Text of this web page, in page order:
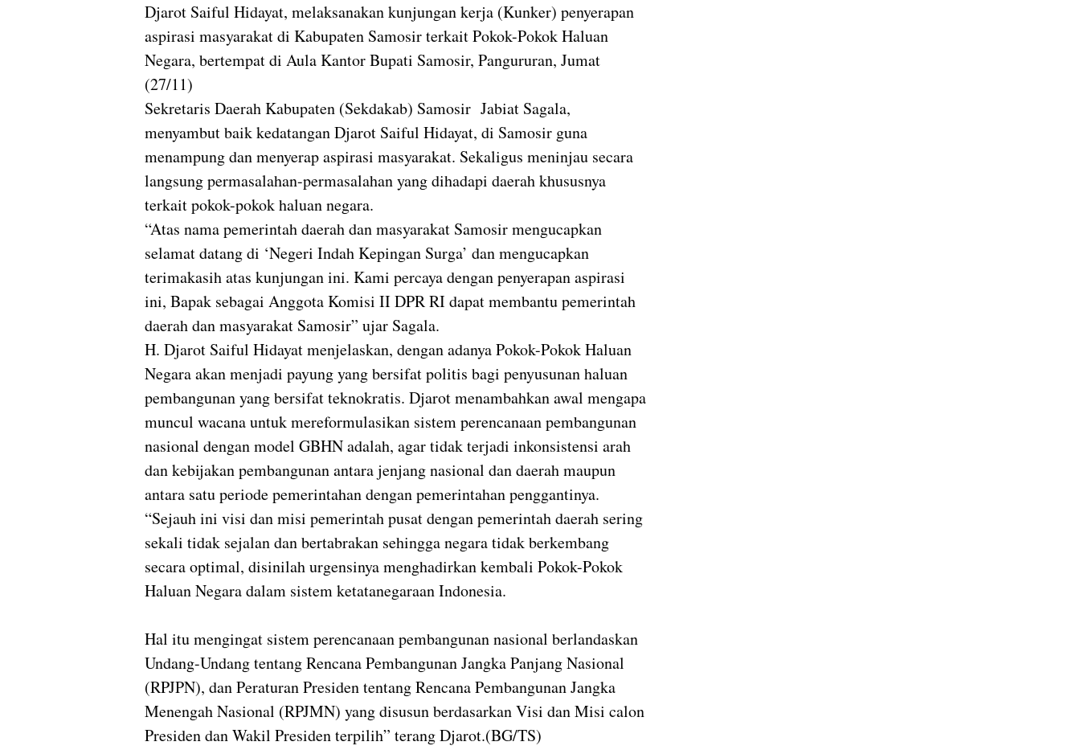
Djarot Saiful Hidayat, melaksanakan kunjungan kerja (Kunker) penyerapan
aspirasi masyarakat di Kabupaten Samosir terkait Pokok-Pokok Haluan
Negara, bertempat di Aula Kantor Bupati Samosir, Pangururan, Jumat
(27/11)
Sekretaris Daerah Kabupaten (Sekdakab) Samosir Jabiat Sagala,
menyambut baik kedatangan Djarot Saiful Hidayat, di Samosir guna
menampung dan menyerap aspirasi masyarakat. Sekaligus meninjau secara
langsung permasalahan-permasalahan yang dihadapi daerah khususnya
terkait pokok-pokok haluan negara.
“Atas nama pemerintah daerah dan masyarakat Samosir mengucapkan
selamat datang di ‘Negeri Indah Kepingan Surga’ dan mengucapkan
terimakasih atas kunjungan ini. Kami percaya dengan penyerapan aspirasi
ini, Bapak sebagai Anggota Komisi II DPR RI dapat membantu pemerintah
daerah dan masyarakat Samosir” ujar Sagala.
H. Djarot Saiful Hidayat menjelaskan, dengan adanya Pokok-Pokok Haluan
Negara akan menjadi payung yang bersifat politis bagi penyusunan haluan
pembangunan yang bersifat teknokratis. Djarot menambahkan awal mengapa
muncul wacana untuk mereformulasikan sistem perencanaan pembangunan
nasional dengan model GBHN adalah, agar tidak terjadi inkonsistensi arah
dan kebijakan pembangunan antara jenjang nasional dan daerah maupun
antara satu periode pemerintahan dengan pemerintahan penggantinya.
“Sejauh ini visi dan misi pemerintah pusat dengan pemerintah daerah sering
sekali tidak sejalan dan bertabrakan sehingga negara tidak berkembang
secara optimal, disinilah urgensinya menghadirkan kembali Pokok-Pokok
Haluan Negara dalam sistem ketatanegaraan Indonesia.
Hal itu mengingat sistem perencanaan pembangunan nasional berlandaskan
Undang-Undang tentang Rencana Pembangunan Jangka Panjang Nasional
(RPJPN), dan Peraturan Presiden tentang Rencana Pembangunan Jangka
Menengah Nasional (RPJMN) yang disusun berdasarkan Visi dan Misi calon
Presiden dan Wakil Presiden terpilih” terang Djarot.(BG/TS)